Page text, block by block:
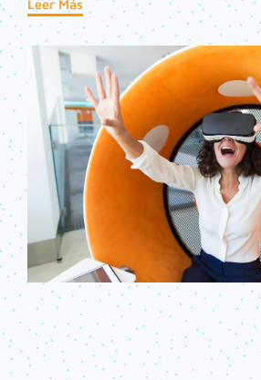
preparando a los estudiantes para el
Leer Más